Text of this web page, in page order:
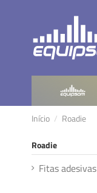
Início Roadie
Roadie
Fitas